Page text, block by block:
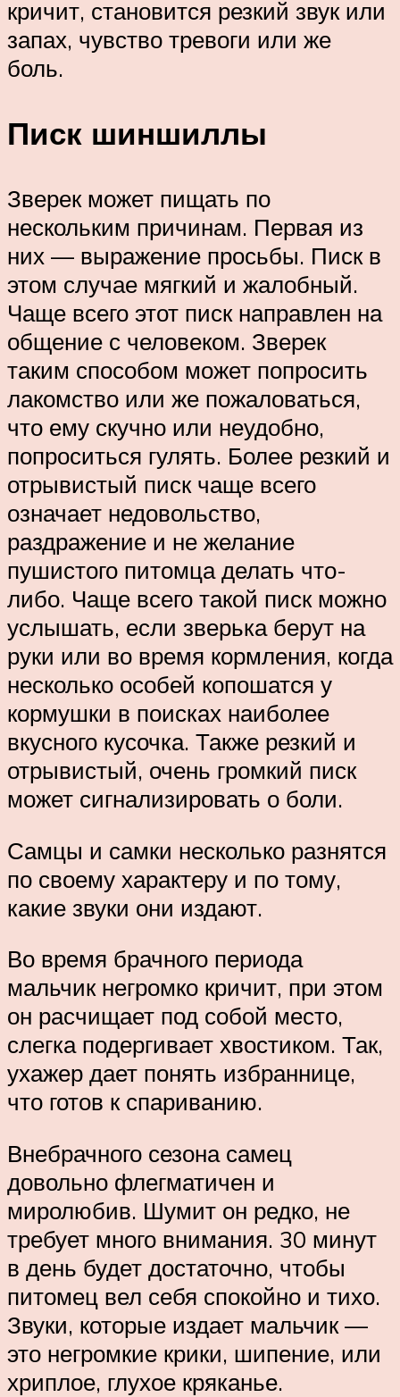
кричит, становится резкий звук или
запах, чувство тревоги или же
боль.
Писк шиншиллы
Зверек может пищать по
нескольким причинам. Первая из
них — выражение просьбы. Писк в
этом случае мягкий и жалобный.
Чаще всего этот писк направлен на
общение с человеком. Зверек
таким способом может попросить
лакомство или же пожаловаться,
что ему скучно или неудобно,
попроситься гулять. Более резкий и
отрывистый писк чаще всего
означает недовольство,
раздражение и не желание
пушистого питомца делать что-
либо. Чаще всего такой писк можно
услышать, если зверька берут на
руки или во время кормления, когда
несколько особей копошатся у
кормушки в поисках наиболее
вкусного кусочка. Также резкий и
отрывистый, очень громкий писк
может сигнализировать о боли.
Самцы и самки несколько разнятся
по своему характеру и по тому,
какие звуки они издают.
Во время брачного периода
мальчик негромко кричит, при этом
он расчищает под собой место,
слегка подергивает хвостиком. Так,
ухажер дает понять избраннице,
что готов к спариванию.
Внебрачного сезона самец
довольно флегматичен и
миролюбив. Шумит он редко, не
требует много внимания. 30 минут
в день будет достаточно, чтобы
питомец вел себя спокойно и тихо.
Звуки, которые издает мальчик —
это негромкие крики, шипение, или
хриплое, глухое кряканье.